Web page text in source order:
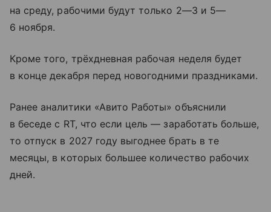
на среду, рабочими будут только 2—3 и 5—
6 ноября.
Кроме того, трёхдневная рабочая неделя будет
в конце декабря перед новогодними праздниками.
Ранее аналитики «Авито Работы» объяснили
в беседе с RT, что если цель — заработать больше,
то отпуск в 2027 году выгоднее брать в те
месяцы, в которых большее количество рабочих
дней.